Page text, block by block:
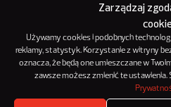
Zarządzaj
Używamy cookies i podobnych
reklamy, statystyk. Korzystanie z witryny
oznacza, że będą one umieszczane w
zawsze możesz zmienić te ustawienia.
© 2012-2025
NowyMarketing jest marką 143Media